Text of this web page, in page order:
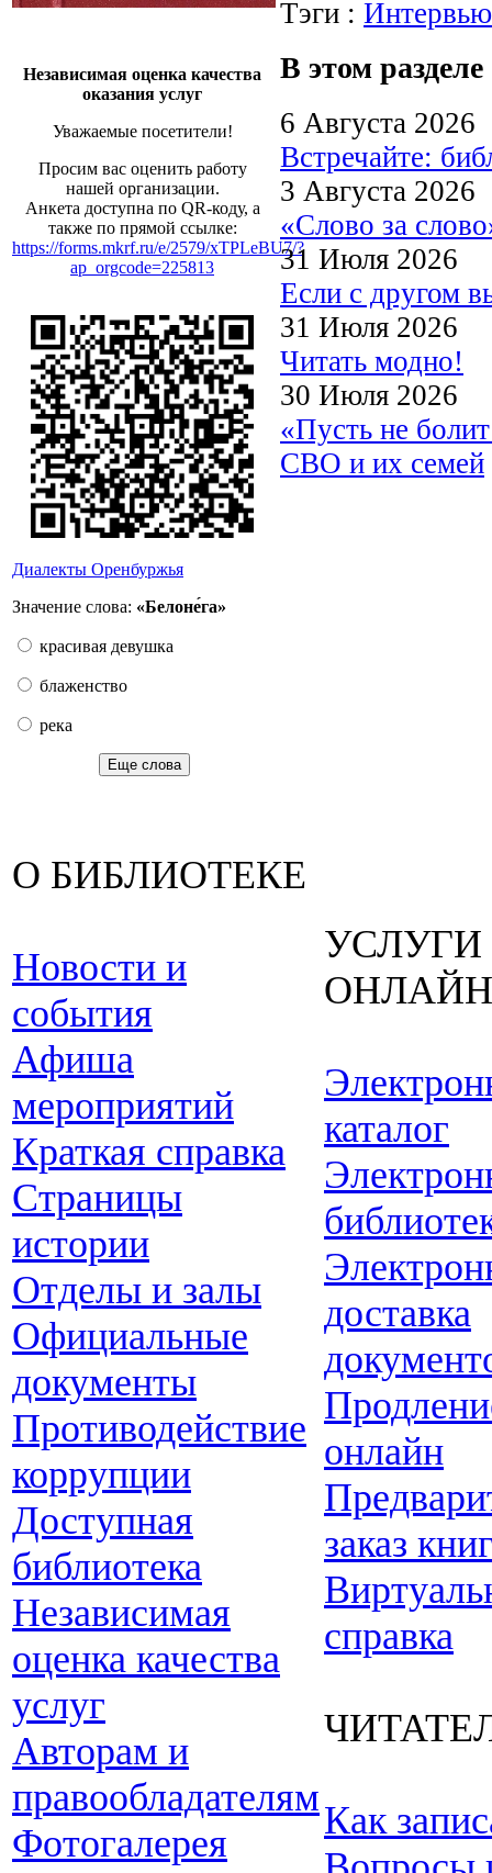
Независимая оценка качества
оказания услуг
Уважаемые посетители!
Просим вас оценить работу
нашей организации.
Анкета доступна по QR-коду, а
также по прямой ссылке:
https://forms.mkrf.ru/e/2579/xTPLeBU7/?
ap_orgcode=225813
Диалекты Оренбуржья
Значение слова: «Белоне́га»
красивая девушка
блаженство
река
Еще слова
Тэги :
В этом разделе
6 Августа 2026
Встречайте:
3 Августа 2026
«Слово за
31 Июля 2026
Если с другом
31 Июля 2026
Читать модно!
30 Июля 2026
«Пусть не
СВО и их семей
О БИБЛИОТЕКЕ
Новости и
события
Афиша
мероприятий
Краткая справка
Страницы
истории
Отделы и залы
Официальные
документы
Противодействие
коррупции
Доступная
библиотека
Независимая
оценка качества
услуг
Авторам и
правообладателям
Фотогалерея
УСЛУГИ
ОНЛАЙН
каталог
доставка
онлайн
заказ
справка
Как